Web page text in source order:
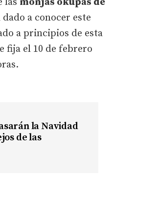
a conocer este
a principios de esta
fija el 10 de febrero
la Navidad
de las